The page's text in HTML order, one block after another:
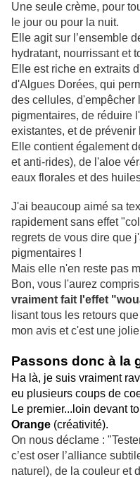
Une seule crème, pour
le jour ou pour la nuit.
Elle agit sur l’ensemble
hydratant, nourrissant et
Elle est riche en extraits
d'Algues Dorées, qui
des cellules, d'empêcher
pigmentaires, de réduire
existantes, et de
Elle contient également
et anti-rides), de l'aloe
eaux florales et des
J'ai beaucoup aimé sa
rapidement sans effet
regrets de vous dire que
pigmentaires !
Mais elle n'en reste pas
Bon, vous l'aurez
vraiment fait l'effet
lisant tous les retours
mon avis et c'est une
Passons donc à la
Ha là, je suis vraiment
eu plusieurs coups de
Le premier...loin devant
Orange (créativité).
On nous déclame :
c’est oser l’alliance
naturel), de la couleur et